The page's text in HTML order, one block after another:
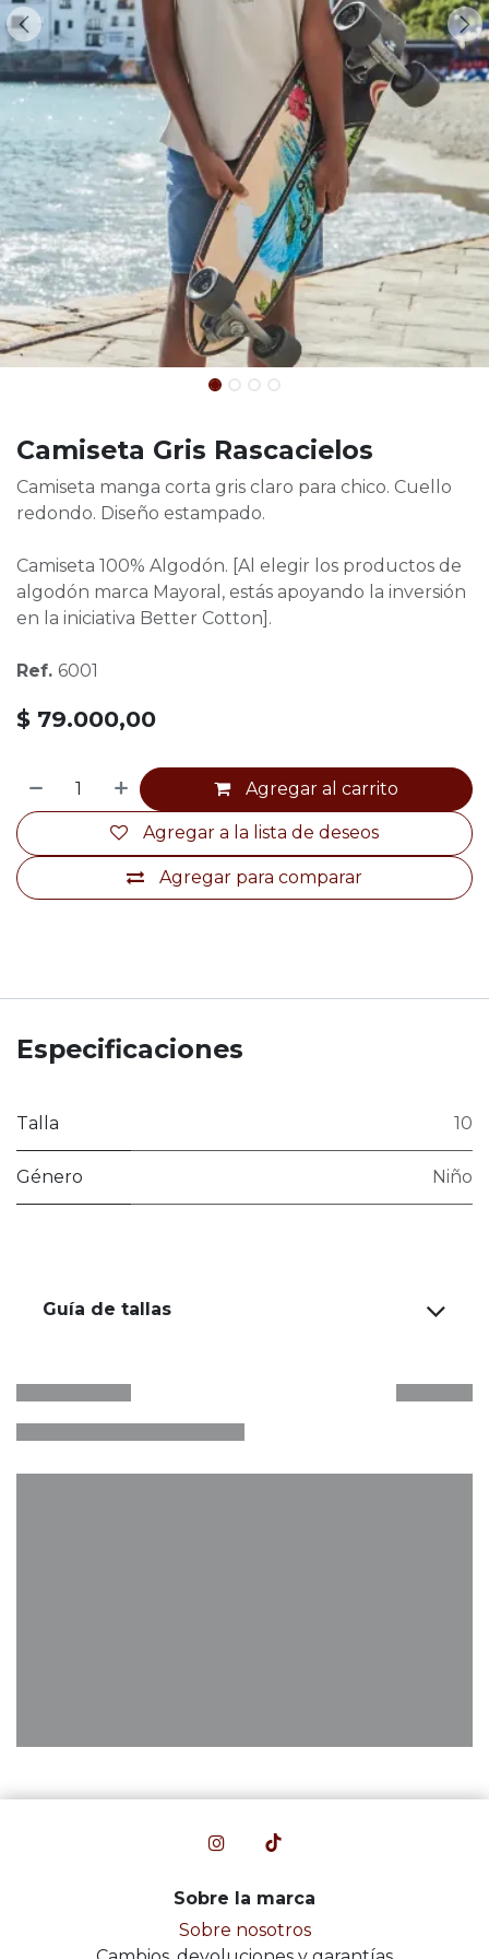
Camiseta Gris Rascacielos
Camiseta manga corta gris claro para chico. Cuello
redondo. Diseño estampado.
Camiseta 100% Algodón. [Al elegir los productos de
algodón marca Mayoral, estás apoyando la inversión
en la iniciativa Better Cotton].
Ref. 6001
$ 79.000,00
Agregar al carrito
Agregar para comparar
Agregar a la lista de deseos
Especificaciones
Talla 10
Género Niño
Guía de tallas
Sobre la marca
Sobre nosotros